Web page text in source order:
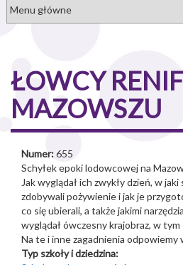
ŁOWCY
MAZOWSZU
Numer:655
Schyłek epoki lodowcowej na
Jak wyglądał ich zwykły dzień, w jaki
zdobywali pożywienie i jak je
co się ubierali, a także jakimi
wyglądał ówczesny krajobraz, w
Na te i inne zagadnienia odpowiemy
Typ szkoły i dziedzina: